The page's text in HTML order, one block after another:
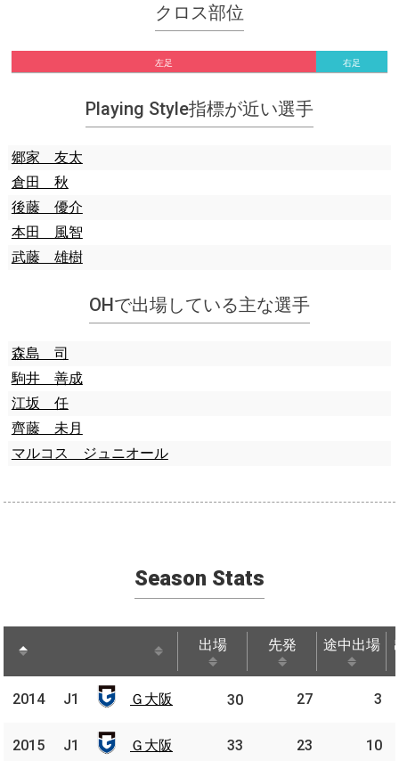
クロス部位
左足 右足
Playing Style指標が近い選手
郷家 友太
倉田 秋
後藤 優介
本田 風智
武藤 雄樹
OHで出場している主な選手
森島 司
駒井 善成
江坂 任
齊藤 未月
マルコス ジュニオール
Season Stats
出場 先発 途中出場
2014 J1
Ｇ大
阪
30 27 3
2015 J1
Ｇ大
阪
33 23 10
2014 J1 Ｇ大阪
2015 J1 Ｇ大阪